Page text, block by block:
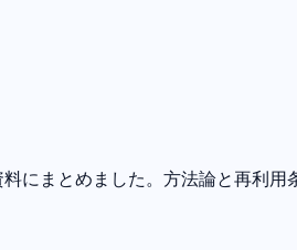
にまとめました。方法論と再利用